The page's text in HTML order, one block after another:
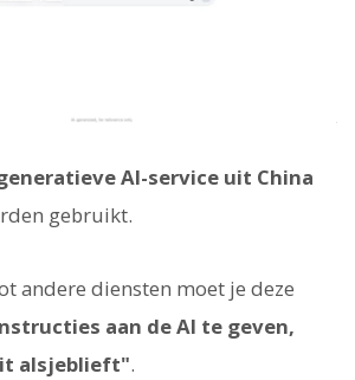
AI-service uit China
gebruikt.
andere diensten moet je deze
aan de AI te geven,
alsjeblieft".